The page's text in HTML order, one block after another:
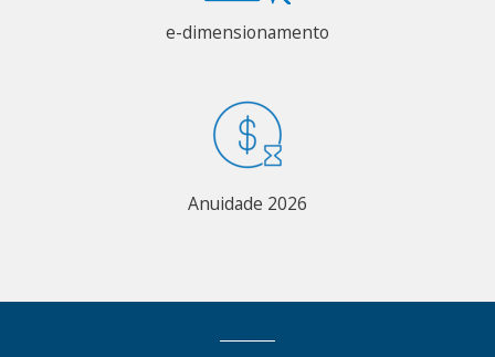
e-dimensionamento
Anuidade 2026